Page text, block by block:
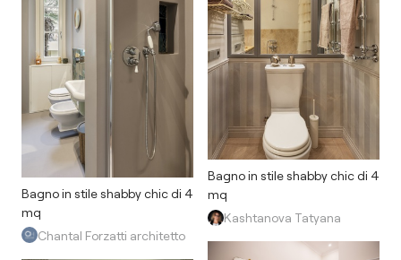
Bagno in stile shabby chic di 4
mq
Chantal Forzatti architetto
Bagno in stile shabby chic di 4
mq
Kashtanova Tatyana